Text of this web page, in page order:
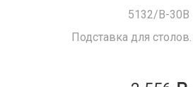
5132/B-30B
Подставка для